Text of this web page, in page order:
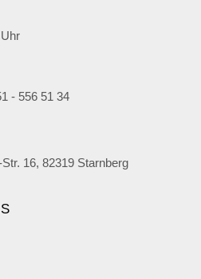
- 556 51 34
16, 82319 Starnberg